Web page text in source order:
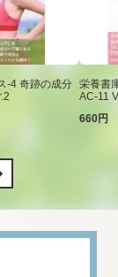
-4 奇跡の成分 栄養書
AC-11
660円